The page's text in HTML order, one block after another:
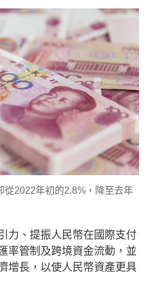
從2022年初的2.8%，降至去年
力、提振人民幣在國際支付
率管制及跨境資金流動，並
增長，以使人民幣資產更具